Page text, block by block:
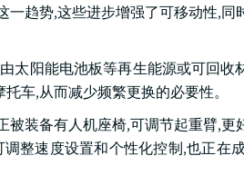
趋势,这些进步增强了可移动性,同
太阳能电池板等再生能源或可回收
车,从而减少频繁更换的必要性。
装备有人机座椅,可调节起重臂,更
整速度设置和个性化控制,也正在